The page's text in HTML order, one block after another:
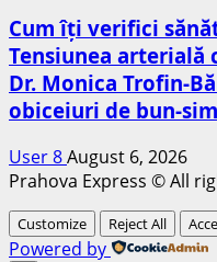
Cum îți verifici
Tensiunea
Dr. Monica Trofin-
obiceiuri de bun-
User 8August 6, 2026
Prahova Express © All
Customize Reject All
Powered by